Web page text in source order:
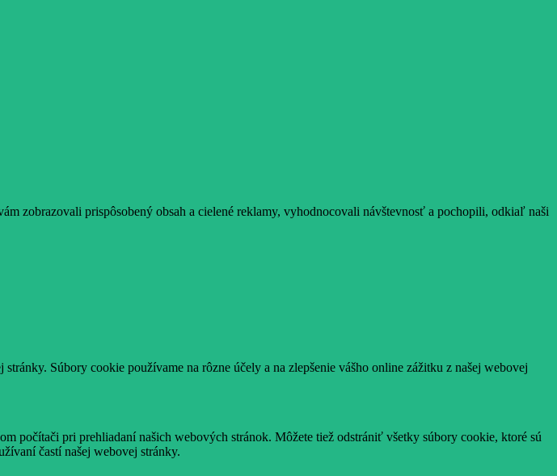
zobrazovali prispôsobený obsah a cielené reklamy, vyhodnocovali návštevnosť a pochopili, odkiaľ naši
Súbory cookie používame na rôzne účely a na zlepšenie vášho online zážitku z našej webovej
počítači pri prehliadaní našich webových stránok. Môžete tiež odstrániť všetky súbory cookie, ktoré sú
častí našej webovej stránky.